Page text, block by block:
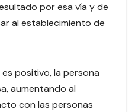
por esa vía y de
al establecimiento de
positivo, la persona
aumentando al
con las personas